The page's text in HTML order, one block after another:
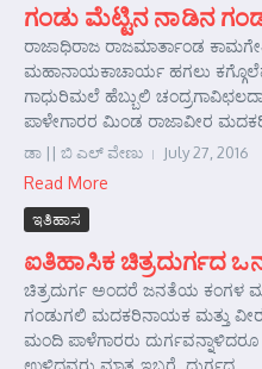
ಗಂಡು ಮೆಟ್ಟಿನ ನಾಡಿನ
ರಾಜಾಧಿರಾಜ ರಾಜಮಾರ್ತಾಂಡ
ಮಹಾನಾಯಕಾಚಾರ್ಯ ಹಗಲು
ಗಾಧುರಿಮಲೆ ಹೆಬ್ಬುಲಿ
ಪಾಳೇಗಾರರ ಮಿಂಡ ರಾಜಾವೀರ
ಡಾ || ಬಿ ಎಲ್ ವೇಣು July 27, 2016
Read More
ಇತಿಹಾಸ
ಐತಿಹಾಸಿಕ ಚಿತ್ರದುರ್ಗದ
ಚಿತ್ರದುರ್ಗ ಅಂದರೆ ಜನತೆಯ ಕಂಗಳ
ಗಂಡುಗಲಿ ಮದಕರಿನಾಯಕ ಮತ್ತು
ಮಂದಿ ಪಾಳೆಗಾರರು
ಉಳಿದವರು ಮಾತ್ರ ಇಬ್ಬರೆ. ದುರ್ಗದ ...